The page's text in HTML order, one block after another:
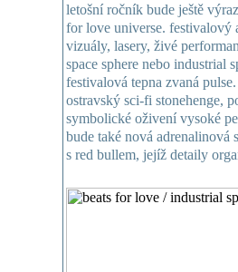
letošní ročník bude ještě
for love universe. festivalový
vizuály, lasery, živé
space sphere nebo industrial
festivalová tepna zvaná
ostravský sci-fi stonehenge,
symbolické oživení vysoké
bude také nová
s red bullem, jejíž detaily